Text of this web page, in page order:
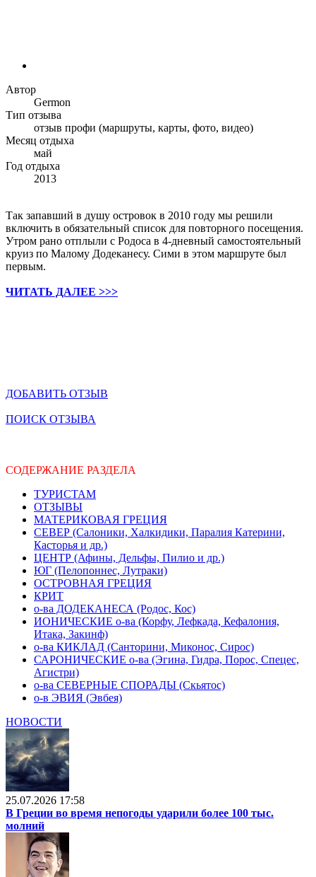
Автор
Germon
Тип отзыва
отзыв профи (маршруты, карты, фото, видео)
Месяц отдыха
май
Год отдыха
2013
Так запавший в душу островок в 2010 году мы решили
включить в обязательный список для повторного посещения.
Утром рано отплыли с Родоса в 4-дневный самостоятельный
круиз по Малому Додеканесу. Сими в этом маршруте был
первым.
ЧИТАТЬ ДАЛЕЕ >>>
ДОБАВИТЬ ОТЗЫВ
ПОИСК ОТЗЫВА
СОДЕРЖАНИЕ РАЗДЕЛА
ТУРИСТАМ
ОТЗЫВЫ
МАТЕРИКОВАЯ ГРЕЦИЯ
СЕВЕР (Салоники, Халкидики, Паралия Катерини,
Касторья и др.)
ЦЕНТР (Афины, Дельфы, Пилио и др.)
ЮГ (Пелопоннес, Лутраки)
ОСТРОВНАЯ ГРЕЦИЯ
КРИТ
о-ва ДОДЕКАНЕСА (Родос, Кос)
ИОНИЧЕСКИЕ о-ва (Корфу, Лефкада, Кефалония,
Итака, Закинф)
о-ва КИКЛАД (Санторини, Миконос, Сирос)
САРОНИЧЕСКИЕ о-ва (Эгина, Гидра, Порос, Спецес,
Агистри)
о-ва СЕВЕРНЫЕ СПОРАДЫ (Скьятос)
о-в ЭВИЯ (Эвбея)
НОВОСТИ
25.07.2026 17:58
В Греции во время непогоды ударили более 100 тыс.
молний